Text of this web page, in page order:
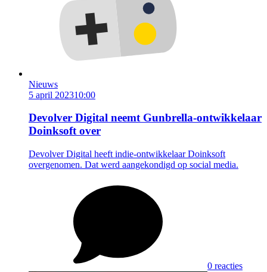
Nieuws
5 april 202310:00
Devolver Digital neemt Gunbrella-ontwikkelaar
Doinksoft over
Devolver Digital heeft indie-ontwikkelaar Doinksoft
overgenomen. Dat werd aangekondigd op social media.
0 reacties